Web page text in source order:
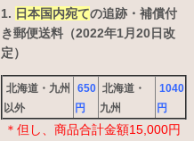
1. 日本国内宛ての追跡・補償付
き郵便送料（2022年1月20日改
定）
北海道・九州
以外
650
円
北海道・
九州
1040
円
＊但し、商品合計金額15,000円